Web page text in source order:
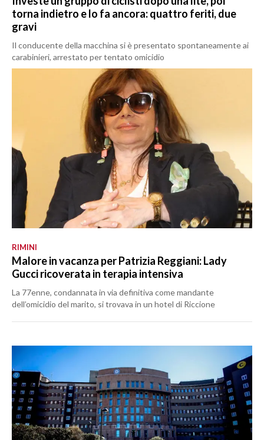
torna indietro e lo fa ancora: quattro feriti, due
gravi
Il conducente della macchina si è presentato spontaneamente ai
carabinieri, arrestato per tentato omicidio
RIMINI
Malore in vacanza per Patrizia Reggiani: Lady
Gucci ricoverata in terapia intensiva
La 77enne, condannata in via definitiva come mandante
dell’omicidio del marito, si trovava in un hotel di Riccione